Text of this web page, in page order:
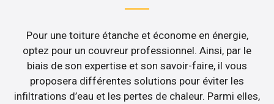
Pour une toiture étanche et économe en énergie,
optez pour un couvreur professionnel. Ainsi, par le
biais de son expertise et son savoir-faire, il vous
proposera différentes solutions pour éviter les
infiltrations d’eau et les pertes de chaleur. Parmi elles,